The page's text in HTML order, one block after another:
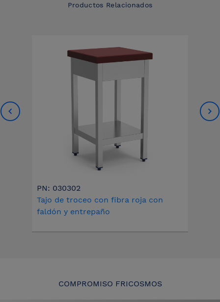
Productos Relacionados
PN: 030302
Tajo de troceo con fibra roja con
faldón y entrepaño
COMPROMISO FRICOSMOS